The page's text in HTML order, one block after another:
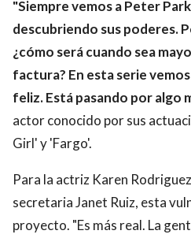
"Siempre vemos a Peter
descubriendo sus poderes.
¿cómo será cuando sea
factura? En esta serie
feliz. Está pasando por algo
actor conocido por sus
Girl' y 'Fargo'.
Para la actriz Karen
secretaria Janet Ruiz, esta
proyecto. "Es más real. La